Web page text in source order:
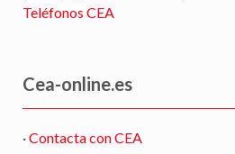
Teléfonos CEA
Cea-online.es
·Contacta con CEA